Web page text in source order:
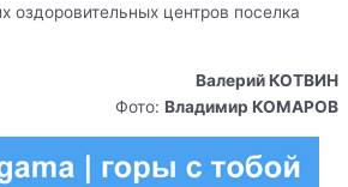
оздоровительных центров поселка
Валерий КОТВИН
Фото: Владимир КОМАРОВ